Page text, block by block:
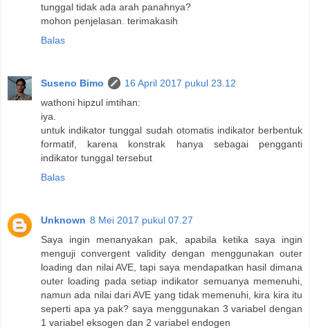
tunggal tidak ada arah panahnya?
mohon penjelasan. terimakasih
Balas
Suseno Bimo
16 April 2017 pukul 23.12
wathoni hipzul imtihan:
iya.
untuk indikator tunggal sudah otomatis indikator berbentuk
formatif, karena konstrak hanya sebagai pengganti
indikator tunggal tersebut
Balas
Unknown 8 Mei 2017 pukul 07.27
Saya ingin menanyakan pak, apabila ketika saya ingin
menguji convergent validity dengan menggunakan outer
loading dan nilai AVE, tapi saya mendapatkan hasil dimana
outer loading pada setiap indikator semuanya memenuhi,
namun ada nilai dari AVE yang tidak memenuhi, kira kira itu
seperti apa ya pak? saya menggunakan 3 variabel dengan
1 variabel eksogen dan 2 variabel endogen